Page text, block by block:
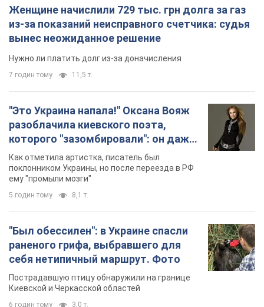
Женщине начислили 729 тыс. грн долга за газ
из-за показаний неисправного счетчика: судья
вынес неожиданное решение
Нужно ли платить долг из-за доначисления
7 годин тому 11,5 т.
"Это Украина напала!" Оксана Вояж
разоблачила киевского поэта,
которого "зазомбировали": он даже
русского не знал, а теперь хочет
геноцида украинцев
Как отметила артистка, писатель был
поклонником Украины, но после переезда в РФ
ему "промыли мозги"
5 годин тому 8,1 т.
"Был обессилен": в Украине спасли
раненого грифа, выбравшего для
себя нетипичный маршрут. Фото
Пострадавшую птицу обнаружили на границе
Киевской и Черкасской областей
6 годин тому 3,0 т.